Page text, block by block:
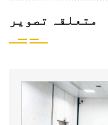
متعلقہ تصویر